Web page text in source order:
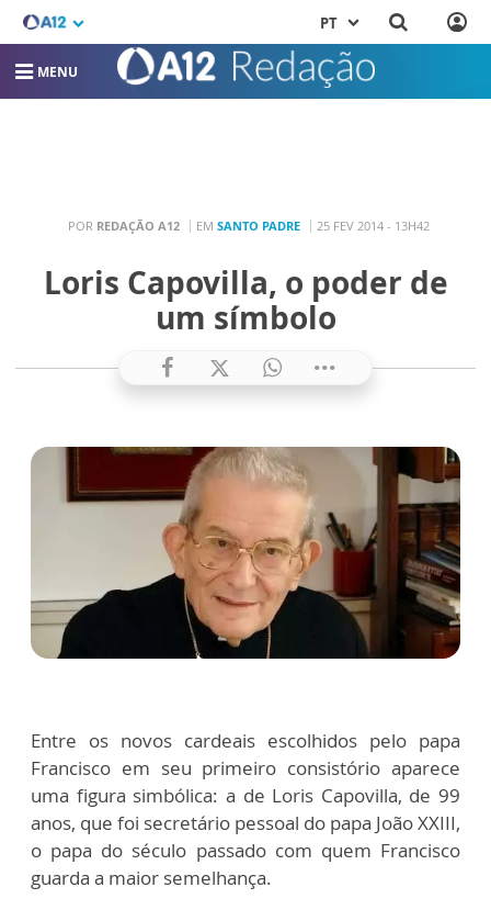
PT
MENU
POR REDAÇÃO A12 EM SANTO PADRE 25 FEV 2014 - 13H42
Loris Capovilla, o poder de
um símbolo
Entre os novos cardeais escolhidos pelo papa
Francisco em seu primeiro consistório aparece
uma figura simbólica: a de Loris Capovilla, de 99
anos, que foi secretário pessoal do papa João XXIII,
o papa do século passado com quem Francisco
guarda a maior semelhança.